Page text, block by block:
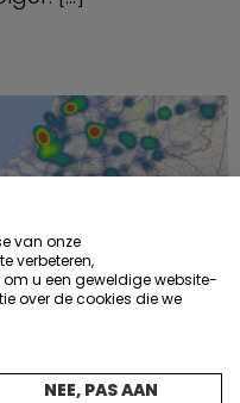
van onze
verbeteren,
u een geweldige website-
over de cookies die we
NEE, PAS AAN